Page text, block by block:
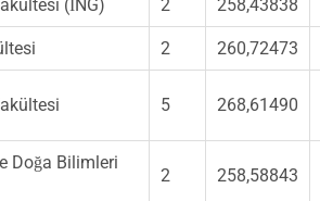
(İNG) 2 258,43838
2 260,72473
5 268,61490
Doğa Bilimleri
2 258,58843